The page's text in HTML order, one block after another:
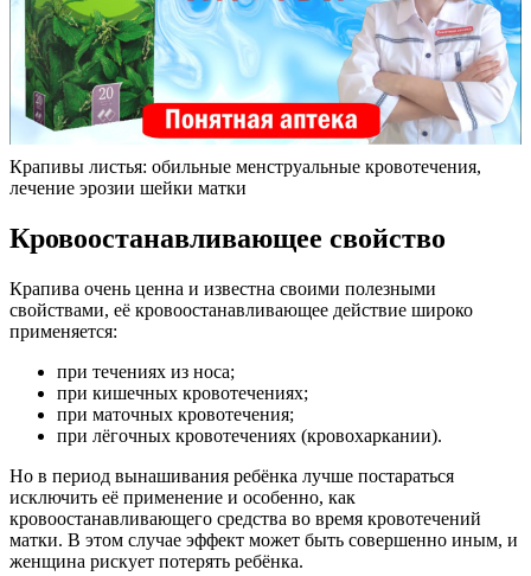
Крапивы листья: обильные менструальные кровотечения,
лечение эрозии шейки матки
Кровоостанавливающее свойство
Крапива очень ценна и известна своими полезными
свойствами, её кровоостанавливающее действие широко
применяется:
при течениях из носа;
при кишечных кровотечениях;
при маточных кровотечения;
при лёгочных кровотечениях (кровохаркании).
Но в период вынашивания ребёнка лучше постараться
исключить её применение и особенно, как
кровоостанавливающего средства во время кровотечений
матки. В этом случае эффект может быть совершенно иным, и
женщина рискует потерять ребёнка.